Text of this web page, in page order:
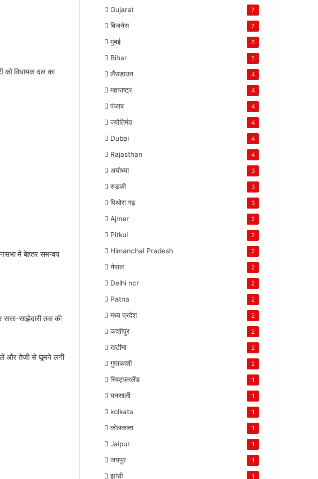
को विधायक दल का
में बेहतर समन्वय
साझेदारी तक की
और तेजी से घूमने लगी
Gujarat 7
बिजनेस 7
मुंबई 6
Bihar 5
लैंसडाउन 4
महाराष्ट्र 4
पंजाब 4
ज्योतिर्मठ 4
Dubai 4
Rajasthan 4
अयोध्या 3
रुड़की 3
पिथोरा गढ़ 3
Ajmer 2
Pitkul 2
Himanchal Pradesh 2
नेपाल 2
Delhi ncr 2
Patna 2
मध्य प्रदेश 2
काशीपुर 2
खटीमा 2
गुप्तकाशी 2
स्विट्ज़रलैंड 1
घनसाली 1
kolkata 1
कोलकाता 1
Jaipur 1
जयपुर 1
झांसी 1